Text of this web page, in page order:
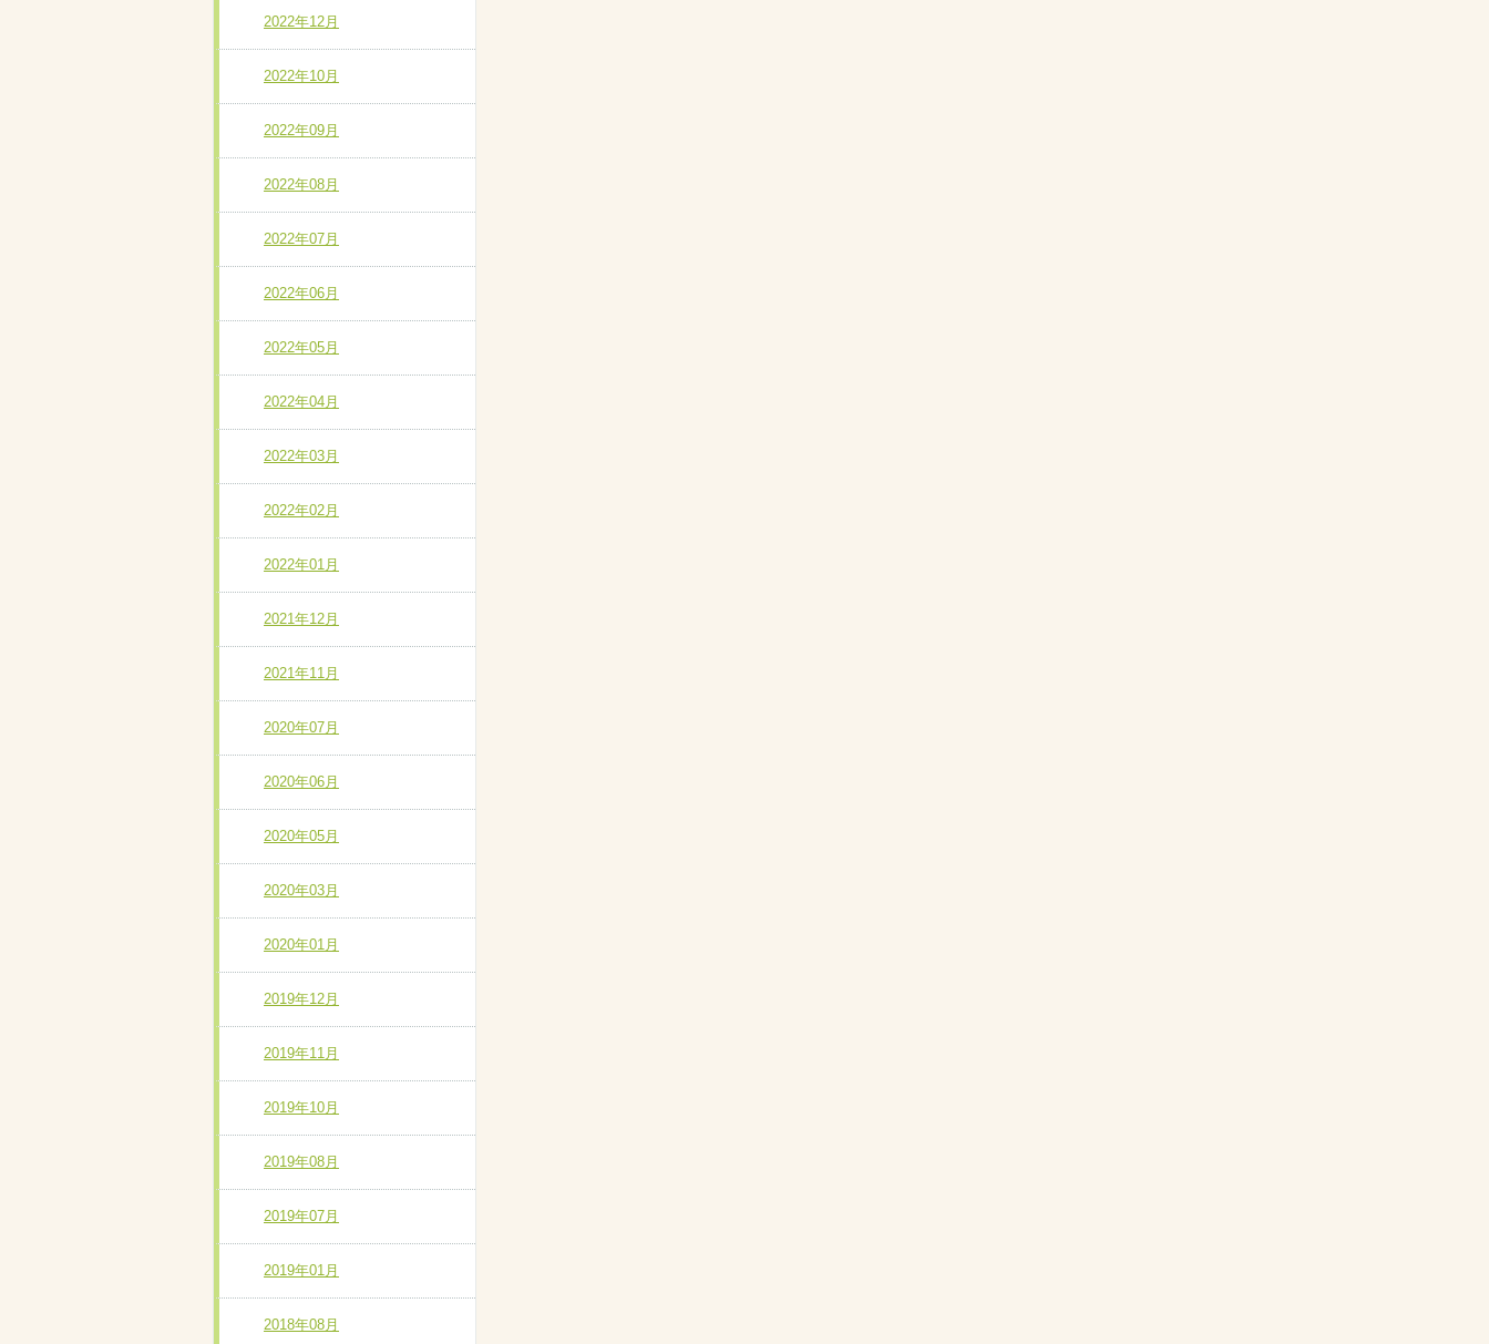
2022年12月
2022年10月
2022年09月
2022年08月
2022年07月
2022年06月
2022年05月
2022年04月
2022年03月
2022年02月
2022年01月
2021年12月
2021年11月
2020年07月
2020年06月
2020年05月
2020年03月
2020年01月
2019年12月
2019年11月
2019年10月
2019年08月
2019年07月
2019年01月
2018年08月